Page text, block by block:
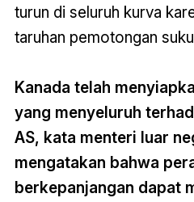
turun di seluruh kurva
taruhan pemotongan
Kanada telah
yang menyeluruh
AS, kata menteri luar
mengatakan bahwa
berkepanjangan dapat